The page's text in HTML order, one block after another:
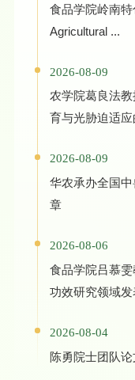
食品学院岭南
Agricultural ...
2026-08-09
农学院葛良法
育与光胁迫适应
2026-08-09
华农承办全国
章
2026-08-06
食品学院吕慕
功效研究领域发
2026-08-04
陈勇院士团队